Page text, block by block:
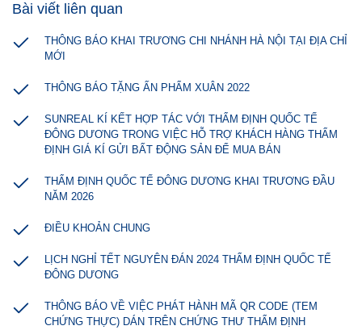
Bài viết liên quan
THÔNG BÁO KHAI TRƯƠNG CHI NHÁNH HÀ NỘI TẠI ĐỊA CHỈ
MỚI
THÔNG BÁO TẶNG ẤN PHẨM XUÂN 2022
SUNREAL KÍ KẾT HỢP TÁC VỚI THẨM ĐỊNH QUỐC TẾ
ĐÔNG DƯƠNG TRONG VIỆC HỖ TRỢ KHÁCH HÀNG THẨM
ĐỊNH GIÁ KÍ GỬI BẤT ĐỘNG SẢN ĐỂ MUA BÁN
THẨM ĐỊNH QUỐC TẾ ĐÔNG DƯƠNG KHAI TRƯƠNG ĐẦU
NĂM 2026
ĐIỀU KHOẢN CHUNG
LỊCH NGHỈ TẾT NGUYÊN ĐÁN 2024 THẨM ĐỊNH QUỐC TẾ
ĐÔNG DƯƠNG
THÔNG BÁO VỀ VIỆC PHÁT HÀNH MÃ QR CODE (TEM
CHỨNG THỰC) DÁN TRÊN CHỨNG THƯ THẨM ĐỊNH